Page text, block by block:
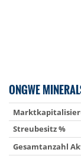
ONGWE
Streubesitz %
Gesamtanzahl